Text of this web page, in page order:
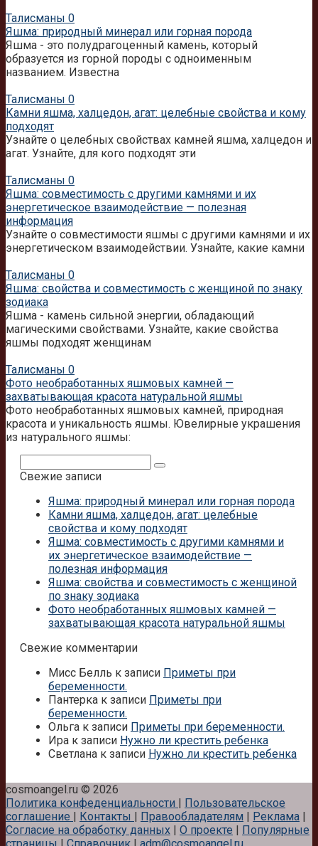
Талисманы 0
Яшма: природный минерал или горная порода
Яшма - это полудрагоценный камень, который
образуется из горной породы с одноименным
названием. Известна
Талисманы 0
Камни яшма, халцедон, агат: целебные свойства и кому
подходят
Узнайте о целебных свойствах камней яшма, халцедон и
агат. Узнайте, для кого подходят эти
Талисманы 0
Яшма: совместимость с другими камнями и их
энергетическое взаимодействие — полезная
информация
Узнайте о совместимости яшмы с другими камнями и их
энергетическом взаимодействии. Узнайте, какие камни
Талисманы 0
Яшма: свойства и совместимость с женщиной по знаку
зодиака
Яшма - камень сильной энергии, обладающий
магическими свойствами. Узнайте, какие свойства
яшмы подходят женщинам
Талисманы 0
Фото необработанных яшмовых камней —
захватывающая красота натуральной яшмы
Фото необработанных яшмовых камней, природная
красота и уникальность яшмы. Ювелирные украшения
из натурального яшмы:
Свежие записи
Яшма: природный минерал или горная порода
Камни яшма, халцедон, агат: целебные
свойства и кому подходят
Яшма: совместимость с другими камнями и
их энергетическое взаимодействие —
полезная информация
Яшма: свойства и совместимость с женщиной
по знаку зодиака
Фото необработанных яшмовых камней —
захватывающая красота натуральной яшмы
Свежие комментарии
Мисс Белль к записи Приметы при
беременности.
Пантерка к записи Приметы при
беременности.
Ольга к записи Приметы при беременности.
Ира к записи Нужно ли крестить ребенка
Светлана к записи Нужно ли крестить ребенка
cosmoangel.ru © 2026
Политика конфеденциальности | Пользовательское
соглашение | Контакты | Правообладателям | Реклама |
Согласие на обработку данных | О проекте | Популярные